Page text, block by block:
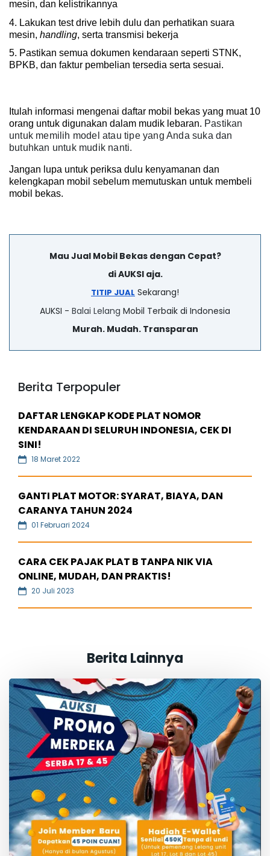
mesin, dan kelistrikannya
4. Lakukan test drive lebih dulu dan perhatikan suara
mesin, handling, serta transmisi bekerja
5. Pastikan semua dokumen kendaraan seperti STNK,
BPKB, dan faktur pembelian tersedia serta sesuai.
Itulah informasi mengenai daftar mobil bekas yang muat 10
orang untuk digunakan dalam mudik lebaran. Pastikan
untuk memilih model atau tipe yang Anda suka dan
butuhkan untuk mudik nanti.
Jangan lupa untuk periksa dulu kenyamanan dan
kelengkapan mobil sebelum memutuskan untuk membeli
mobil bekas.
Mau Jual Mobil Bekas dengan Cepat?
di AUKSI aja.
TITIP JUAL Sekarang!
AUKSI - Balai Lelang Mobil Terbaik di Indonesia
Murah. Mudah. Transparan
Berita Terpopuler
DAFTAR LENGKAP KODE PLAT NOMOR
KENDARAAN DI SELURUH INDONESIA, CEK DI
SINI!
18 Maret 2022
GANTI PLAT MOTOR: SYARAT, BIAYA, DAN
CARANYA TAHUN 2024
01 Februari 2024
CARA CEK PAJAK PLAT B TANPA NIK VIA
ONLINE, MUDAH, DAN PRAKTIS!
20 Juli 2023
Berita Lainnya